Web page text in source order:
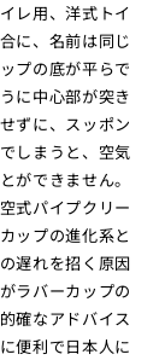
レ用、洋式トイ
に、名前は同じ
プの底が平らで
に中心部が突き
ずに、スッポン
しまうと、空気
ができません。
式パイプクリー
ップの進化系と
遅れを招く原因
ラバーカップの
確なアドバイス
便利で日本人に